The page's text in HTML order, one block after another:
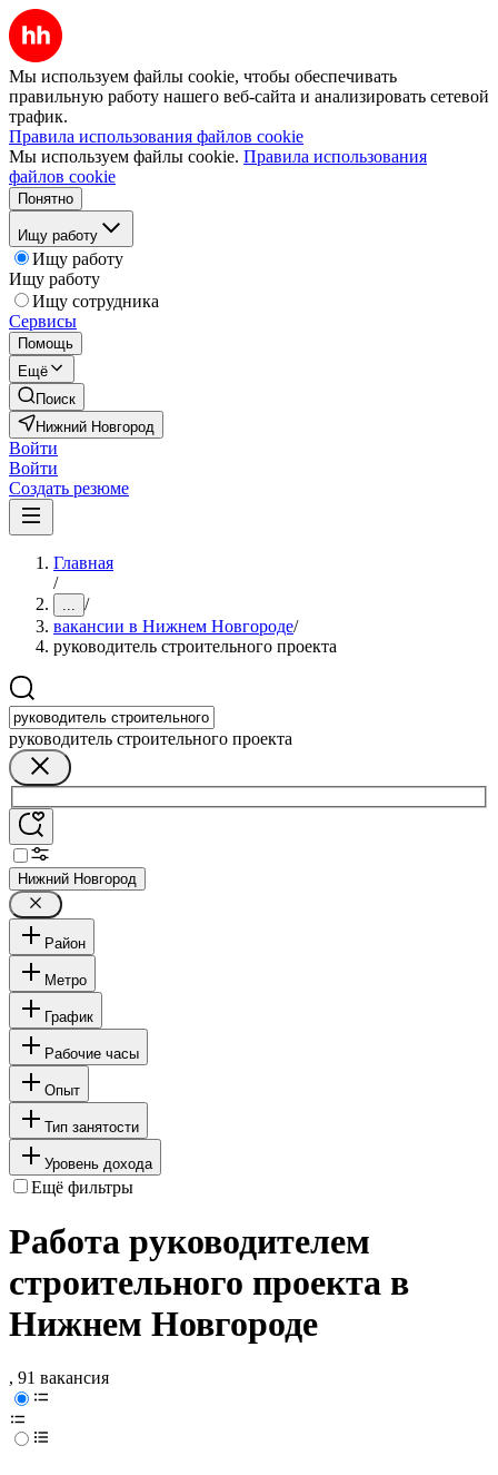
Мы используем файлы cookie, чтобы обеспечивать
правильную работу нашего веб-сайта и анализировать сетевой
трафик.
Правила использования файлов cookie
Мы используем файлы cookie. Правила использования
файлов cookie
Понятно
Ищу работу
Ищу работу
Ищу работу
Ищу сотрудника
Сервисы
Помощь
Ещё
Поиск
Нижний Новгород
Войти
Войти
Создать резюме
Главная
/
... /
вакансии в Нижнем Новгороде/
руководитель строительного проекта
руководитель строительного проекта
Нижний Новгород
Район
Метро
График
Рабочие часы
Опыт
Тип занятости
Уровень дохода
Ещё фильтры
Работа руководителем
строительного проекта в
Нижнем Новгороде
, 91 вакансия